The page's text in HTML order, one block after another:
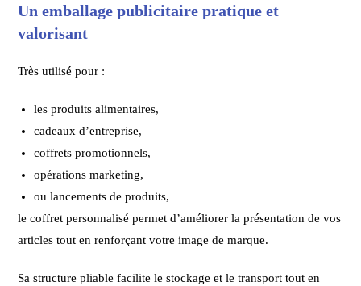
Un emballage publicitaire pratique et
valorisant
Très utilisé pour :
les produits alimentaires,
cadeaux d’entreprise,
coffrets promotionnels,
opérations marketing,
ou lancements de produits,
le coffret personnalisé permet d’améliorer la présentation de vos
articles tout en renforçant votre image de marque.
Sa structure pliable facilite le stockage et le transport tout en